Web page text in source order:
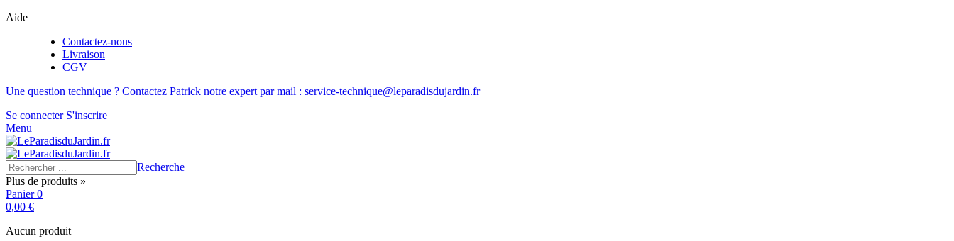
Aide
Contactez-nous
Livraison
CGV
Une question technique ? Contactez Patrick notre expert par mail : service-technique@leparadisdujardin.fr
Se connecter S'inscrire
Menu
Recherche
Plus de produits »
Panier 0
0,00 €
Aucun produit